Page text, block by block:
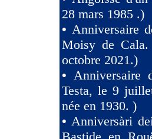
28 mars 1985 .)
•Anniversaire
Moisy de
octobre 2021.)
• Anniversaire
Testa, le 9
née en 1930. )
•Anniversàri